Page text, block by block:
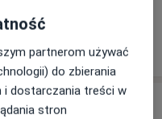
partnerom używać
do zbierania
dostarczania treści w
stron